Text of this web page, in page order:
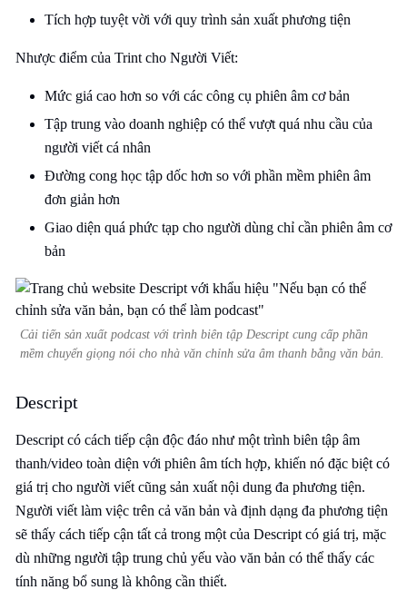
Tích hợp tuyệt vời với quy trình sản xuất phương tiện
Nhược điểm của Trint cho Người Viết:
Mức giá cao hơn so với các công cụ phiên âm cơ bản
Tập trung vào doanh nghiệp có thể vượt quá nhu cầu của
người viết cá nhân
Đường cong học tập dốc hơn so với phần mềm phiên âm
đơn giản hơn
Giao diện quá phức tạp cho người dùng chỉ cần phiên âm cơ
bản
Cải tiến sản xuất podcast với trình biên tập Descript cung cấp phần
mềm chuyển giọng nói cho nhà văn chỉnh sửa âm thanh bằng văn bản.
Descript
Descript có cách tiếp cận độc đáo như một trình biên tập âm
thanh/video toàn diện với phiên âm tích hợp, khiến nó đặc biệt có
giá trị cho người viết cũng sản xuất nội dung đa phương tiện.
Người viết làm việc trên cả văn bản và định dạng đa phương tiện
sẽ thấy cách tiếp cận tất cả trong một của Descript có giá trị, mặc
dù những người tập trung chủ yếu vào văn bản có thể thấy các
tính năng bổ sung là không cần thiết.